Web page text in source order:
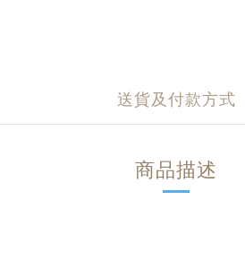
送貨及付款方式
商品描述